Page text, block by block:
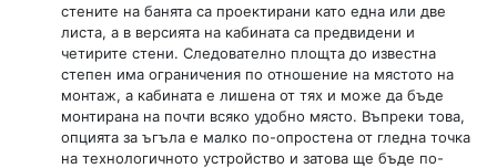
стените на банята са проектирани като една или две
листа, а в версията на кабината са предвидени и
четирите стени. Следователно площта до известна
степен има ограничения по отношение на мястото на
монтаж, а кабината е лишена от тях и може да бъде
монтирана на почти всяко удобно място. Въпреки това,
опцията за ъгъла е малко по-опростена от гледна точка
на технологичното устройство и затова ще бъде по-